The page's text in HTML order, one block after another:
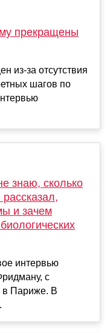
прекращены
из-за отсутствия
шагов по
знаю, сколько
и зачем
интервью
с
в Париже. В